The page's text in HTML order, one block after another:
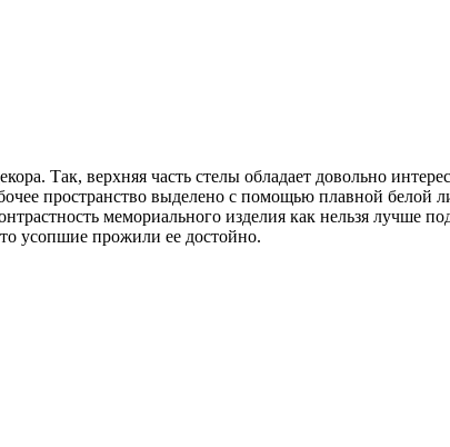
Так, верхняя часть стелы обладает довольно
пространство выделено с помощью плавной
мемориального изделия как нельзя лучше
усопшие прожили ее достойно.